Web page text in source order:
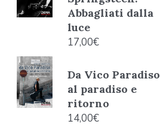
Abbagliati dalla
luce
17,00€
Da Vico Paradiso
al paradiso e
ritorno
14,00€